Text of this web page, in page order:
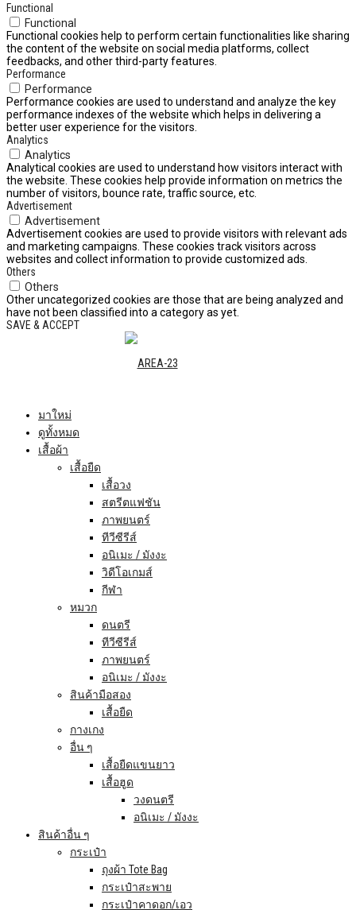
Functional
Functional
Functional cookies help to perform certain functionalities like sharing
the content of the website on social media platforms, collect
feedbacks, and other third-party features.
Performance
Performance
Performance cookies are used to understand and analyze the key
performance indexes of the website which helps in delivering a
better user experience for the visitors.
Analytics
Analytics
Analytical cookies are used to understand how visitors interact with
the website. These cookies help provide information on metrics the
number of visitors, bounce rate, traffic source, etc.
Advertisement
Advertisement
Advertisement cookies are used to provide visitors with relevant ads
and marketing campaigns. These cookies track visitors across
websites and collect information to provide customized ads.
Others
Others
Other uncategorized cookies are those that are being analyzed and
have not been classified into a category as yet.
SAVE & ACCEPT
มาใหม่
ดูทั้งหมด
เสื้อผ้า
เสื้อยืด
เสื้อวง
สตรีตแฟชัน
ภาพยนตร์
ทีวีซีรีส์
อนิเมะ / มังงะ
วิดีโอเกมส์
กีฬา
หมวก
ดนตรี
ทีวีซีรีส์
ภาพยนตร์
อนิเมะ / มังงะ
สินค้ามือสอง
เสื้อยืด
กางเกง
อื่น ๆ
เสื้อยืดแขนยาว
เสื้อฮูด
วงดนตรี
อนิเมะ / มังงะ
สินค้าอื่น ๆ
กระเป๋า
ถุงผ้า Tote Bag
กระเป๋าสะพาย
กระเป๋าคาดอก/เอว